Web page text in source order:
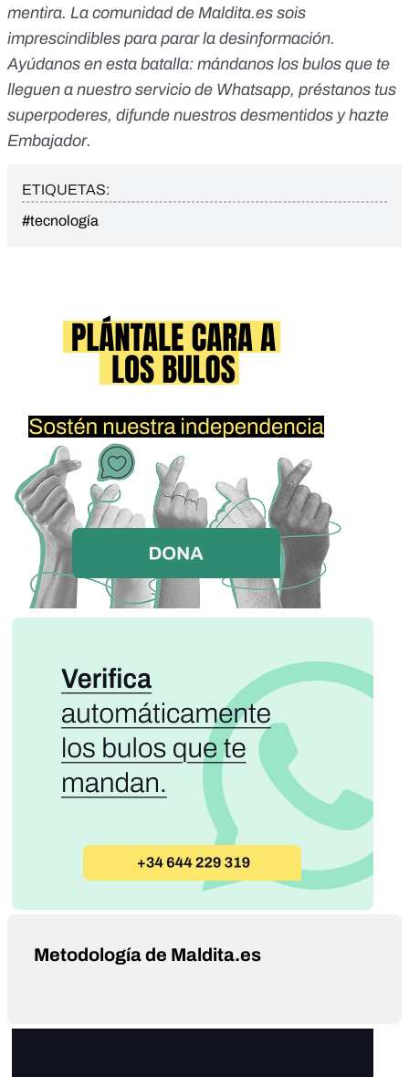
mentira. La comunidad de Maldita.es sois
imprescindibles para parar la desinformación.
Ayúdanos en esta batalla: mándanos los bulos que te
lleguen a nuestro servicio de Whatsapp, préstanos tus
superpoderes, difunde nuestros desmentidos yhazte
Embajador.
ETIQUETAS:
#tecnología
Metodología de Maldita.es